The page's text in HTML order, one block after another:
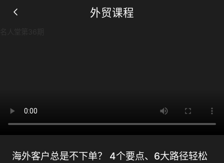
外贸课程
海外客户总是不下单？ 4个要点、6大路径轻松